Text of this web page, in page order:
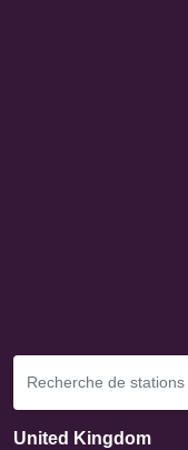
United Kingdom